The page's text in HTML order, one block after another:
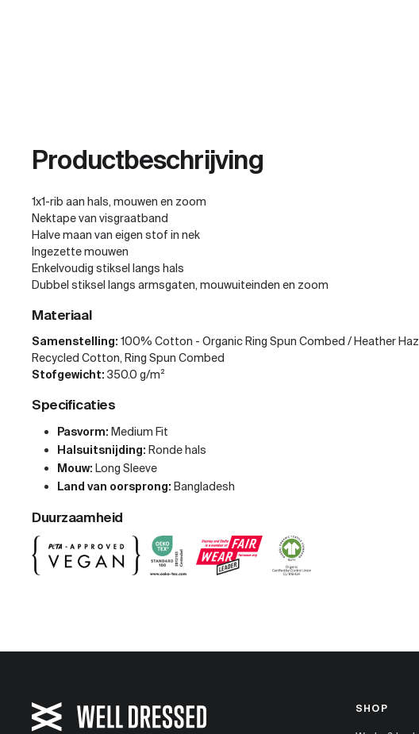
Productbeschrijving
1x1-rib aan hals, mouwen en zoom
Nektape van visgraatband
Halve maan van eigen stof in nek
Ingezette mouwen
Enkelvoudig stiksel langs hals
Dubbel stiksel langs armsgaten, mouwuiteinden en zoom
Materiaal
Samenstelling: 100% Cotton - Organic Ring Spun Combed / Heather
Recycled Cotton, Ring Spun Combed
Stofgewicht: 350.0 g/m²
Specificaties
Pasvorm: Medium Fit
Halsuitsnijding: Ronde hals
Mouw: Long Sleeve
Land van oorsprong: Bangladesh
Duurzaamheid
SHOP